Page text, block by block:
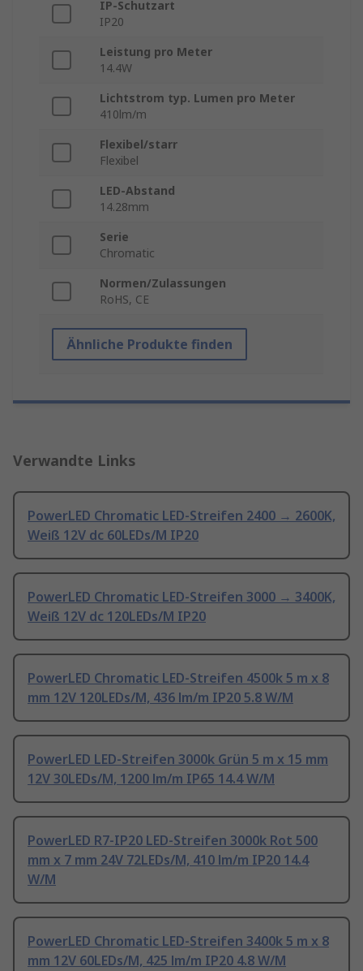
IP-Schutzart
IP20
Leistung pro Meter
14.4W
Lichtstrom typ. Lumen pro Meter
410lm/m
Flexibel/starr
Flexibel
LED-Abstand
14.28mm
Serie
Chromatic
Normen/Zulassungen
RoHS, CE
Ähnliche Produkte finden
Verwandte Links
PowerLED Chromatic LED-Streifen 2400 → 2600K,
Weiß 12V dc 60LEDs/M IP20
PowerLED Chromatic LED-Streifen 3000 → 3400K,
Weiß 12V dc 120LEDs/M IP20
PowerLED Chromatic LED-Streifen 4500k 5 m x 8
mm 12V 120LEDs/M, 436 lm/m IP20 5.8 W/M
PowerLED LED-Streifen 3000k Grün 5 m x 15 mm
12V 30LEDs/M, 1200 lm/m IP65 14.4 W/M
PowerLED R7-IP20 LED-Streifen 3000k Rot 500
mm x 7 mm 24V 72LEDs/M, 410 lm/m IP20 14.4
W/M
PowerLED Chromatic LED-Streifen 3400k 5 m x 8
mm 12V 60LEDs/M, 425 lm/m IP20 4.8 W/M